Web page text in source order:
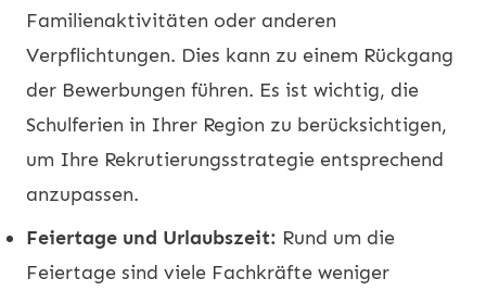
Familienaktivitäten oder anderen
Verpflichtungen. Dies kann zu einem Rückgang
der Bewerbungen führen. Es ist wichtig, die
Schulferien in Ihrer Region zu berücksichtigen,
um Ihre Rekrutierungsstrategie entsprechend
anzupassen.
Feiertage und Urlaubszeit: Rund um die
Feiertage sind viele Fachkräfte weniger